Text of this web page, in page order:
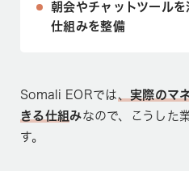
朝会やチャットツール
仕組みを整備
Somali EORでは 、 実際のマ
きる仕組 みなので、こうした
す。